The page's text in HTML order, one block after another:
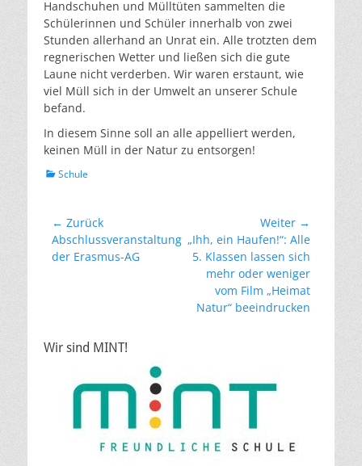
Handschuhen und Mülltüten sammelten die
Schülerinnen und Schüler innerhalb von zwei
Stunden allerhand an Unrat ein. Alle trotzten dem
regnerischen Wetter und ließen sich die gute
Laune nicht verderben. Wir waren erstaunt, wie
viel Müll sich in der Umwelt an unserer Schule
befand.
In diesem Sinne soll an alle appelliert werden,
keinen Müll in der Natur zu entsorgen!
Kategorien
Schule
Beitragsnavigation
← Zurück
Vorheriger
Beitrag:
Abschlussveranstaltung
der Erasmus-AG
Weiter →
Nächster
Beitrag:
„Ihh, ein Haufen!“: Alle
5. Klassen lassen sich
mehr oder weniger
vom Film „Heimat
Natur“ beeindrucken
Wir sind MINT!